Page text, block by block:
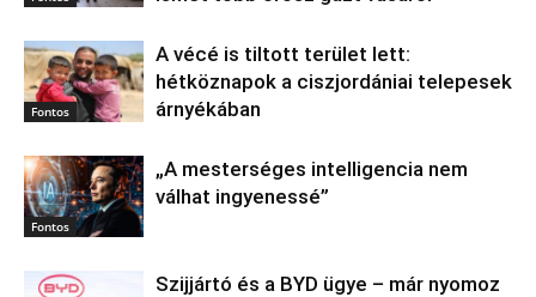
Fontos
A vécé is tiltott terület lett:
hétköznapok a ciszjordániai telepesek
árnyékában
Fontos
„A mesterséges intelligencia nem
válhat ingyenessé”
Szijjártó és a BYD ügye – már nyomoz